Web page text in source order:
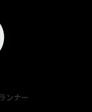
ンナー